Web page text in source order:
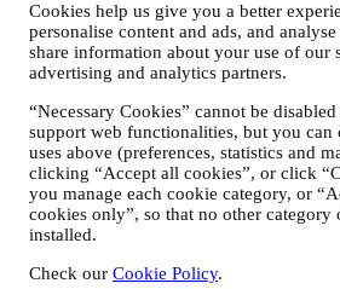
Cookies help us give you a better
personalise content and ads, and
share information about your use of our
advertising and analytics partners.
“Necessary Cookies” cannot be
support web functionalities, but you can
uses above (preferences, statistics and
clicking “Accept all cookies”, or click
you manage each cookie category, or
cookies only”, so that no other
installed.
Check our Cookie Policy.
mieux tirer profit de nos services,
rapide à la caisse et la sauvegarde
d’expédition ou de consulter et de
Toute activité de traitement est
vous offrir ces services en tant que
Creuset.
POUR GÉRER VOS
FOURNITURE DE NOS
PRESTATION DE NOS
PROPOSER NOTRE
Nous utiliserons vos données pour
et en boutique Le Creuset, votre